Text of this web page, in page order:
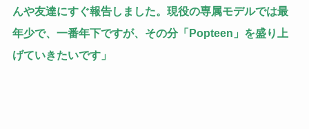
んや友達にすぐ報告しました。現役の専属モデルでは最
年少で、一番年下ですが、その分「Popteen」を盛り上
げていきたいです」